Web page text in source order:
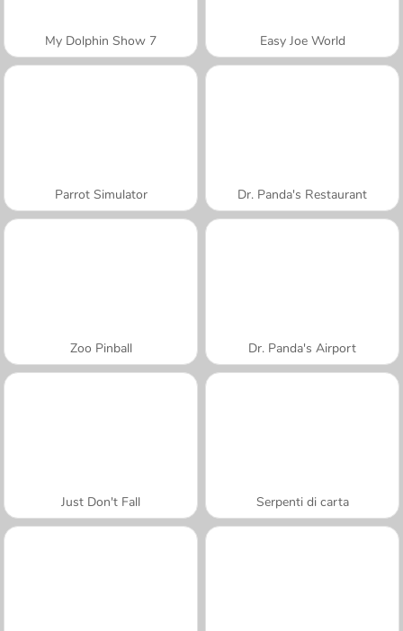
My Dolphin Show 7 Easy Joe World
Parrot Simulator Dr. Panda's Restaurant
Zoo Pinball Dr. Panda's Airport
Just Don't Fall Serpenti di carta